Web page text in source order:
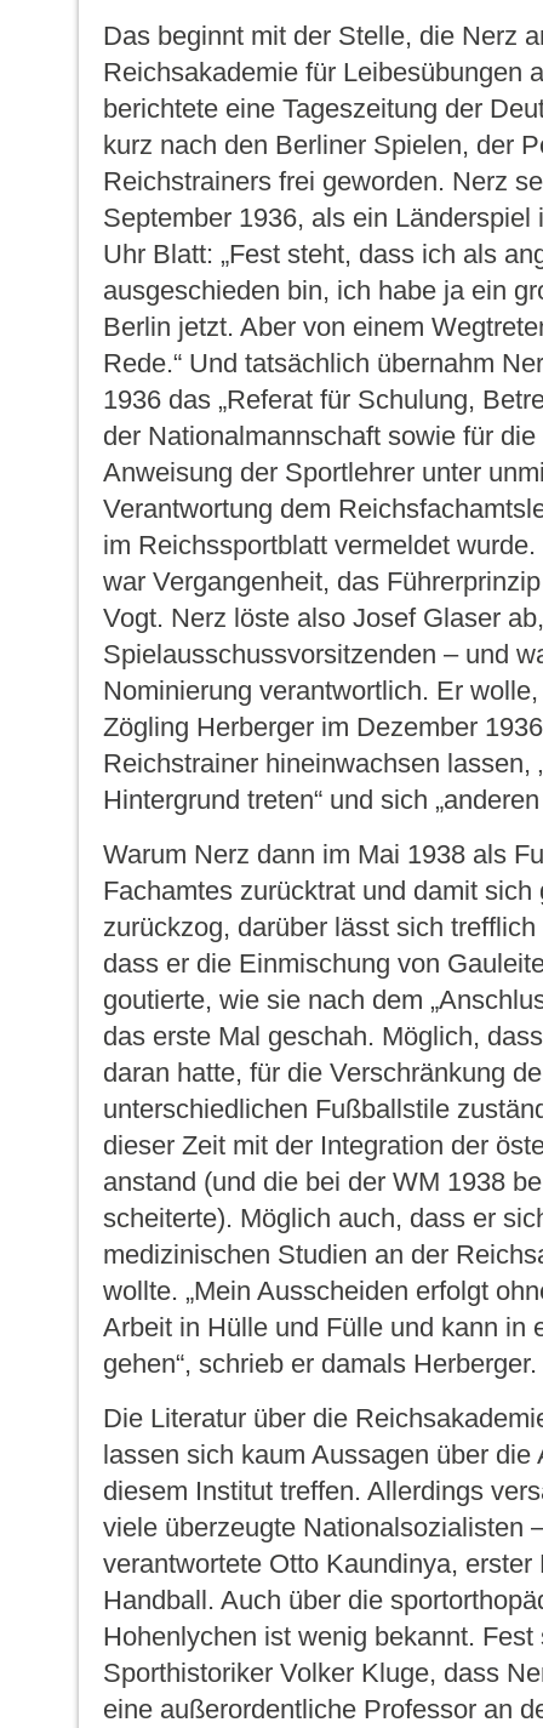
Das beginnt mit der Stelle, die Nerz
Reichsakademie für Leibesübungen
berichtete eine Tageszeitung der
kurz nach den Berliner Spielen, der
Reichstrainers frei geworden. Nerz
September 1936, als ein
Uhr Blatt: „Fest steht, dass ich als
ausgeschieden bin, ich habe ja ein
Berlin jetzt. Aber von einem
Rede.“ Und tatsächlich übernahm
1936 das „Referat für Schulung,
der Nationalmannschaft sowie für
Anweisung der Sportlehrer unter
Verantwortung dem
im Reichssportblatt vermeldet
war Vergangenheit, das
Vogt. Nerz löste also Josef Glaser
Spielausschussvorsitzenden – und
Nominierung verantwortlich. Er
Zögling Herberger im Dezember
Reichstrainer hineinwachsen lassen,
Hintergrund treten“ und sich
Warum Nerz dann im Mai 1938 als
Fachamtes zurücktrat und damit
zurückzog, darüber lässt sich
dass er die Einmischung von
goutierte, wie sie nach dem
das erste Mal geschah. Möglich,
daran hatte, für die Verschränkung
unterschiedlichen Fußballstile
dieser Zeit mit der Integration der
anstand (und die bei der WM 1938
scheiterte). Möglich auch, dass er
medizinischen Studien an der
wollte. „Mein Ausscheiden erfolgt
Arbeit in Hülle und Fülle und kann in
gehen“, schrieb er damals Herberger.
Die Literatur über die
lassen sich kaum Aussagen über die
diesem Institut treffen. Allerdings
viele überzeugte Nationalsozialisten
verantwortete Otto Kaundinya, erster
Handball. Auch über die
Hohenlychen ist wenig bekannt.
Sporthistoriker Volker Kluge, dass
eine außerordentliche Professor an